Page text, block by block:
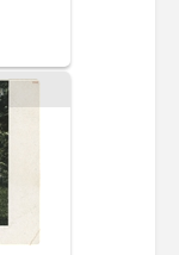
w
II.
,
-
1902.